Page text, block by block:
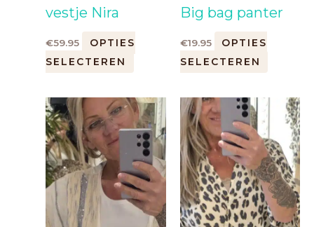
vestje Nira
€59.95
OPTIES
SELECTEREN
Big bag panter
€19.95
OPTIES
SELECTEREN
Dit
product
heeft
meerdere
variaties.
Deze
optie
Dit
product
heeft
variaties.
Deze
optie